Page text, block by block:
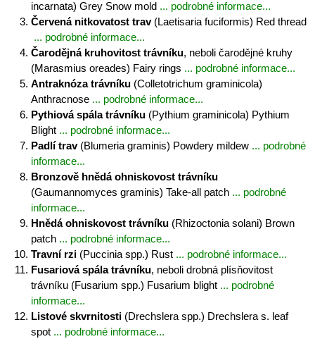
incarnata) Grey Snow mold ... podrobné informace...
Červená nitkovatost trav(Laetisaria fuciformis) Red thread
... podrobné informace...
Čarodějná kruhovitost trávníku, neboli čarodějné kruhy
(Marasmius oreades) Fairy rings ... podrobné informace...
Antraknóza trávníku (Colletotrichum graminicola)
Anthracnose ... podrobné informace...
Pythiová spála trávníku (Pythium graminicola) Pythium
Blight ... podrobné informace...
Padlí trav(Blumeria graminis) Powdery mildew ... podrobné
informace...
Bronzově hnědá ohniskovost trávníku
(Gaumannomyces graminis) Take-all patch ... podrobné
informace...
Hnědá ohniskovost trávníku (Rhizoctonia solani) Brown
patch ... podrobné informace...
Travní rzi (Puccinia spp.) Rust ... podrobné informace...
Fusariová spála trávníku, neboli drobná plísňovitost
trávníku (Fusarium spp.) Fusarium blight ... podrobné
informace...
Listové skvrnitosti (Drechslera spp.) Drechslera s. leaf
spot ... podrobné informace...